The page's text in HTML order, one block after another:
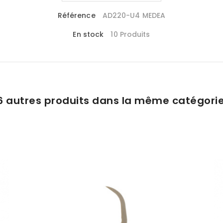
Référence
AD220-U4 MEDEA
En stock
10 Produits
autres produits dans la même